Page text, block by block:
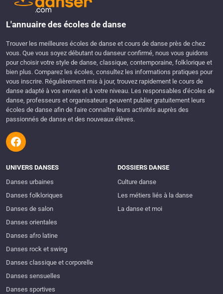
L'annuaire des écoles de danse
Trouver les meilleures écoles de danse et cours de danse près de chez
vous. Que vous soyez débutant ou danseur confirmé, nous vous guidons
pour choisir votre style de danse, classique, contemporaine, folklorique et
bien plus. Comparez les écoles, consultez les informations pratiques pour
vous inscrire. Régulièrement mis à jour, trouvez rapidement le cours de
danse adapté à vos envies et à votre niveau. Les responsables d'écoles de
danse, professeurs et organisateurs peuvent publier gratuitement leurs
écoles de danse afin de faire connaître leurs activités auprès des
passionnés de danse et des nouveaux élèves.
UNIVERS DANSES
Danses urbaines
Danses folkloriques
Danses de salon
Danses orientales
Danses afro latine
Danses rock et swing
Danses classique et corporelle
Danses sensuelles
Danses sportives
DOSSIERS DANSE
Culture danse
Les métiers liés à la danse
La danse et moi